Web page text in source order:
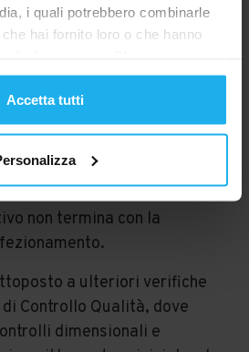
i quali potrebbero combinarle
hai fornito loro o che hanno
effettuare scelte dettagliate,
di rifiutare il trattamento dei
delle aziende, basato
in qualsiasi momento visitando
privacy.
Accetta tutti
tecnologie avanzate e
del servizio ditranciatura
da MCA.
per garantire
non termina con la
a ulteriori verifiche
Controllo Qualità, dove
dimensionali e